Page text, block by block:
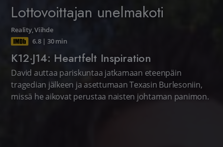
Lottovoittajan unelmakoti
Reality,Viihde
6.8| 30 min
K12·J14: Heartfelt Inspiration
David auttaa pariskuntaa jatkamaan eteenpäin
tragedian jälkeen ja asettumaan Texasin Burlesoniin,
missä he aikovat perustaa naisten johtaman panimon.